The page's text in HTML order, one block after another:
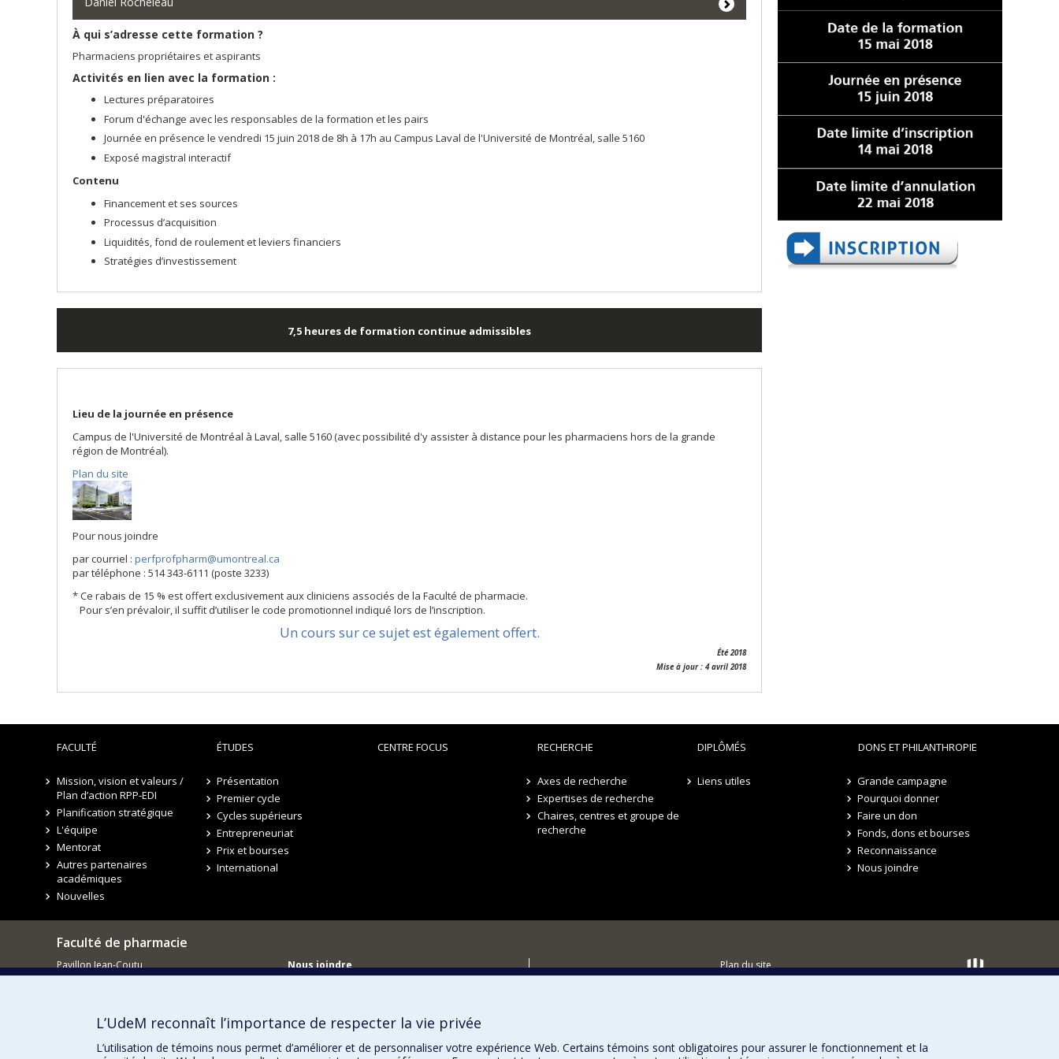
À qui s’adresse cette formation ?
Pharmaciens propriétaires et aspirants
Activités en lien avec la formation :
Lectures préparatoires
Forum d'échange avec les responsables de la formation et les pairs
Journée en présence le vendredi 15 juin 2018 de 8h à 17h au Campus Laval de l'Université de Montréal, salle 5160
Exposé magistral interactif
Contenu
Financement et ses sources
Processus d’acquisition
Liquidités, fond de roulement et leviers financiers
Stratégies d’investissement
7,5 heures de formation continue admissibles
Lieu de la journée en présence
Campus de l'Université de Montréal à Laval, salle 5160 (avec possibilité d'y assister à distance pour les pharmaciens hors de la grande
région de Montréal).
Plan du site
Pour nous joindre
par courriel : perfprofpharm@umontreal.ca
par téléphone : 514 343-6111 (poste 3233)
* Ce rabais de 15 % est offert exclusivement aux cliniciens associés de la Faculté de pharmacie.
Pour s’en prévaloir, il suffit d’utiliser le code promotionnel indiqué lors de l’inscription.
Un cours sur ce sujet est également offert.
Été 2018
Mise à jour : 4 avril2018
FACULTÉ
Mission, vision et valeurs /
Plan d’action RPP-EDI
Planification stratégique
L'équipe
Mentorat
Autres partenaires
académiques
Nouvelles
ÉTUDES
Présentation
Premier cycle
Cycles supérieurs
Entrepreneuriat
Prix et bourses
International
CENTRE FOCUS RECHERCHE
Axes de recherche
Expertises de recherche
Chaires, centres et groupe de
recherche
DIPLÔMÉS
Liens utiles
DONS ET PHILANTHROPIE
Grande campagne
Pourquoi donner
Faire un don
Fonds, dons et bourses
Reconnaissance
Nous joindre
Faculté de pharmacie
Pavillon Jean-Coutu
2940, chemin de Polytechnique,
Nous joindre
Plan du site
L’UdeM reconnaît l’importance de respecter la vie privée
L’utilisation de témoins nous permet d’améliorer et de personnaliser votre expérience Web. Certains témoins sont obligatoires pour assurer le fonctionnement et la